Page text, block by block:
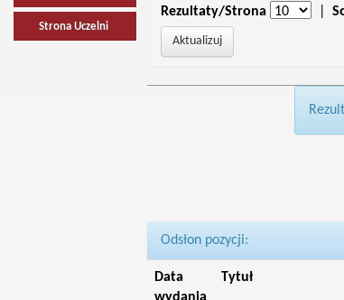
Strona Uczelni
Rezultaty/Strona
Odsłon pozycji:
Data
Tytuł